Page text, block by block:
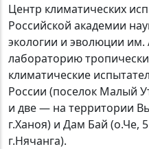
Центр климатических
Российской академии
экологии и эволюции
лабораторию
климатические
России (поселок Малый
и две — на территории
г.Ханоя) и Дам Бай (о.Че,
г.Нячанга).